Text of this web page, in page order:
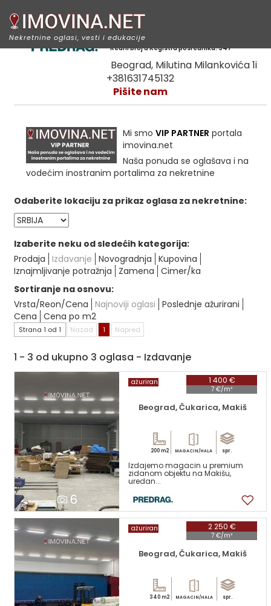
Predrag Nekretnine
Redni broj u Registru posrednika: 947
Beograd, Milutina Milankovića 1i
+381631745132
Pišite nam
Mi smo VIP PARTNER portala
imovina.net
Naša ponuda se oglašava i na
vodećim inostranim portalima za nekretnine
Odaberite lokaciju za prikaz oglasa za nekretnine:
Izaberite neku od sledećih kategorija:
Prodaja Izdavanje Novogradnja Kupovina
Iznajmljivanje potražnja
Zamena Cimer/ka
Sortiranje na osnovu:
Vrsta/Reon/Cena Najnoviji oglasi Poslednje ažurirani
Cena Cena po m2
Strana 1 od 1 Nazad 1 Napred
1 - 3 od ukupno 3 oglasa - Izdavanje
6
1 400 €
7 €/m²
ažuriran
Beograd, Čukarica, Makiš
200 m2 MAGACIN/HALA spr.
Izdajemo magacin u premium
zidanom objektu na Makišu,
uredan...
2 250 €
7 €/m²
ažuriran
Beograd, Čukarica, Makiš
340 m2 MAGACIN/HALA spr.
Nekretnine oglasi, vesti i edukacije